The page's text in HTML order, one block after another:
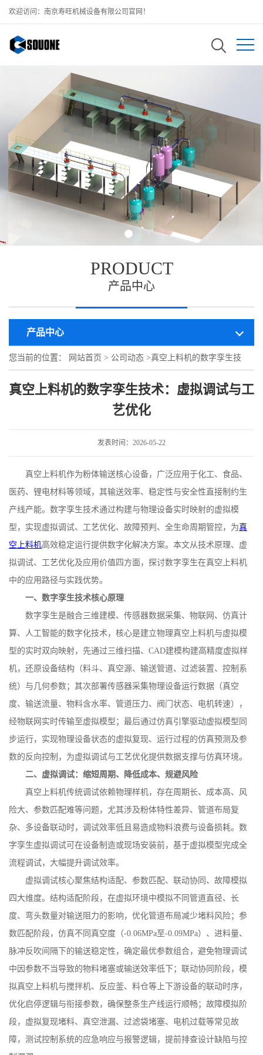
欢迎访问：南京寿旺机械设备有限公司官网！
PRODUCT
产品中心
产品中心
您当前的位置： 网站首页 > 公司动态 >真空上料机的数字孪生技
术：虚拟调试与工艺优化
真空上料机的数字孪生技术：虚拟调试与工
艺优化
发表时间：2026-05-22
真空上料机作为粉体输送核心设备，广泛应用于化工、食品、
医药、锂电材料等领域，其输送效率、稳定性与安全性直接制约生
产线产能。数字孪生技术通过构建与物理设备实时映射的虚拟模
型，实现虚拟调试、工艺优化、故障预判、全生命周期管控，为真
空上料机高效稳定运行提供数字化解决方案。本文从技术原理、虚
拟调试、工艺优化及应用价值四方面，探讨数字孪生在真空上料机
中的应用路径与实践优势。
一、数字孪生技术核心原理
数字孪生是融合三维建模、传感器数据采集、物联网、仿真计
算、人工智能的数字化技术，核心是建立物理真空上料机与虚拟模
型的实时双向映射，先通过三维扫描、 CAD建模构建高精度虚拟样
机，还原设备结构（料斗、真空源、输送管道、过滤装置、控制系
统）与几何参数；其次部署传感器采集物理设备运行数据（真空
度、输送流量、物料含水率、管道压力、阀门状态、电机转速），
经物联网实时传输至虚拟模型；最后通过仿真引擎驱动虚拟模型同
步运行，实现物理设备状态的虚拟复现、运行过程的仿真预测及参
数的反向控制，为虚拟调试与工艺优化提供数据支撑与仿真环境。
二、虚拟调试：缩短周期、降低成本、规避风险
真空上料机传统调试依赖物理样机，存在周期长、成本高、风
险大、参数匹配难等问题，尤其涉及粉体特性差异、管道布局复
杂、多设备联动时，调试效率低且易造成物料浪费与设备损耗。数
字孪生虚拟调试可在设备制造或现场安装前，基于虚拟模型完成全
流程调试，大幅提升调试效率。
虚拟调试核心聚焦结构适配、参数匹配、联动协同、故障模拟
四大维度。结构适配阶段，在虚拟环境中模拟不同管道直径、长
度、弯头数量对输送阻力的影响，优化管道布局减少堵料风险；参
数匹配阶段，仿真不同真空度（-0.06MPa至-0.09MPa）、进料量、
脉冲反吹间隔下的输送稳定性，确定最优参数组合，避免物理调试
中因参数不当导致的物料堵塞或输送效率低下；联动协同阶段，模
拟真空上料机与搅拌机、反应釜、料仓等上下游设备的联动时序，
优化启停逻辑与衔接参数，确保整条生产线运行顺畅；故障模拟阶
段，虚拟复现堵料、真空泄漏、过滤袋堵塞、电机过载等常见故
障，测试控制系统的应急响应与报警逻辑，提前排查设计缺陷与控